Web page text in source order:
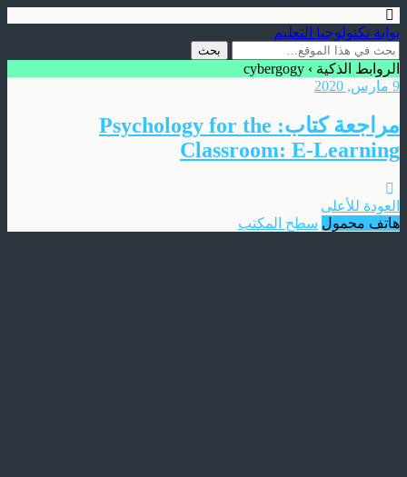
بوابة تكنولوجيا التعليم
الروابط الذكية › cybergogy
9 مارس, 2020
مراجعة كتاب: Psychology for the
Classroom: E-Learning
العودة للأعلى
هاتف محمول سطح المكتب